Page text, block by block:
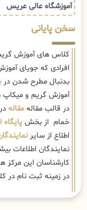
آموزشگاه عالی عریس
سخن پایانی
کلاس های آموزش
افرادی که جویای
بدنبال مطرح شدن در
آموزش گریم و میکاپ
در قالب مقاله مقاله
خمام از بخش پایگاه
اطلاع از سایر
نمایندگان
در زمینه ثبت نام در